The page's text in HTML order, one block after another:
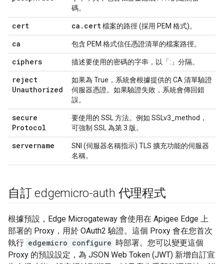
碼。
cert ca . cert檔案的路徑 (採用 PEM 格式)。
ca 包含 PEM 格式信任憑證清單的檔案路徑。
ciphers 描述要使用的密碼的字串，以「:」分隔。
reject
Unauthorized
如果為 True，系統會根據提供的 CA 清單驗證
伺服器憑證。如果驗證失敗，系統會傳回錯
誤。
secure
Protocol
要使用的 SSL 方法。例如 SSLv3_method，
可強制 SSL 為第 3 版。
servername
SNI (伺服器名稱指示) TLS 擴充功能的伺服器
名稱。
自訂 edgemicro-auth 代理程式
根據預設，Edge Microgateway 會使用在 Apigee Edge 上
部署的 Proxy，用於 OAuth2 驗證。這個 Proxy 會在您首次
執行 edgemicro configure 時部署。您可以變更這個
Proxy 的預設設定，為 JSON Web Token (JWT) 新增自訂宣